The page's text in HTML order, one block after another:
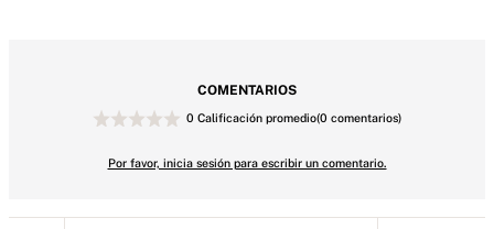
COMENTARIOS
0 Calificación promedio(0 comentarios)
Por favor, inicia sesión para escribir un comentario.